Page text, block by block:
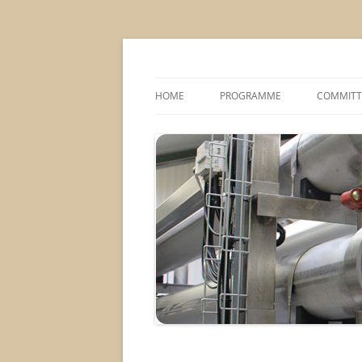
HOME PROGRAMME
POSTER SESSIONS
COMPANY VISITS